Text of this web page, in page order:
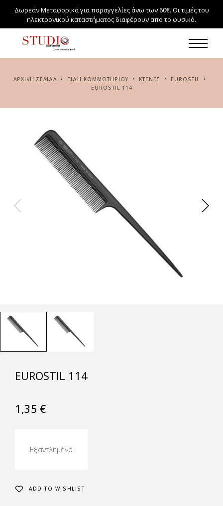
Δωρεάν Μεταφορικά για παραγγελίες άνω των 60€. Οι τιμές του
ηλεκτρονικού καταστήματος διαφέρουν απο το φυσικό.
ΑΡΧΙΚΉ ΣΕΛΊΔΑ ΕΙΔΗ ΚΟΜΜΩΤΗΡΙΟΥ ΚΤΕΝΕΣ
EUROSTIL
EUROSTIL 114
EUROSTIL 114
1,35 €
Εξαντλημένο
ADD TO WISHLIST